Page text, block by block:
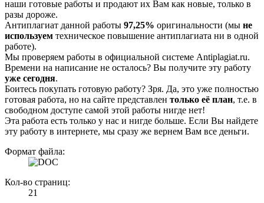
наши готовые работы и продают их Вам как новые, только в
разы дороже.
Антиплагиат данной работы 97,25% оригинальности (мы не
используем техническое повышение антиплагиата ни в одной
работе).
Мы проверяем работы в официальной системе Аntiplagiat.ru.
Времени на написание не осталось? Вы получите эту работу
уже сегодня.
Боитесь покупать готовую работу? Зря. Да, это уже полностью
готовая работа, но на сайте представлен только её план, т.е. в
свободном доступе самой этой работы нигде нет!
Эта работа есть только у нас и нигде больше. Если Вы найдете
эту работу в интернете, мы сразу же вернем Вам все деньги.
Формат файла:
Кол-во страниц:
21